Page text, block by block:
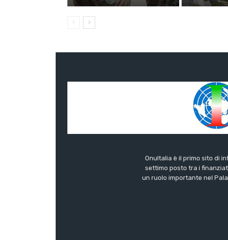
OnuItalia è il primo sito di
settimo posto tra i
un ruolo importante nel